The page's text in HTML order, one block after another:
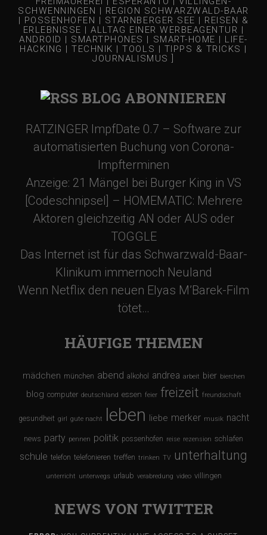
SCHWENNINGEN | REGION SCHWARZWALD-BAAR
| POSSENHOFEN | STARNBERGER SEE | REISEN &
ERLEBNISSE | ALLTAG EINER WERBEAGENTUR |
ANDROID | SMARTPHONES | SMART-HOME | LIFE-
HACKING | TECHNIK | TOOLS | TIPPS & TRICKS |
JOURNALISMUS ]
BLOG ABONNIEREN
RATZINGER ImpfDate 0.7 – Software zur
automatisierten Buchung von Corona-
Impfterminen
Anzeige: 21 Mängel bei Burger King in VS
[Codeschnipsel] – HOMEMATIC: Mehrere
Aktoren gleichzeitig AN oder AUS oder
TOGGLE
Das Internet ist für das Schwarzwald-Baar-
Klinikum immernoch Neuland
Wenn Netflix den neuen Elyas M’Barek-Film
tötet…
HÄUFIGE THEMEN
mädchen münchen abend alkohol andrea arbeit bier bierchen
blog computer deutschland essen feier freizeit freundschaft
gesundheit girl gute nacht leben liebe merker musik nacht
news party pennen politik possenhofen reise rezension schlafen
schule telefon telefonieren treffen trinken TV unterhaltung
unterricht unterwegs urlaub verabredung video villingen
NEWS VON TWITTER